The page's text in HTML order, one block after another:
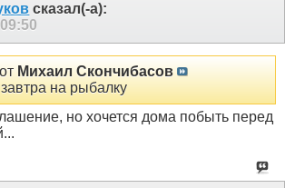
сказал(-а):
09:50
Михаил Скончибасов
на рыбалку
но хочется дома побыть перед